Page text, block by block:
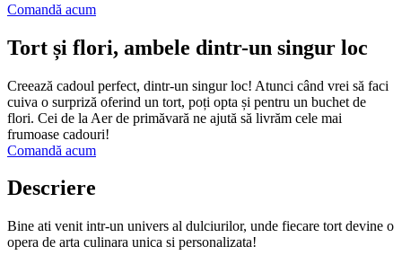
Comandă acum
Tort și flori, ambele dintr-un singur loc
Creează cadoul perfect, dintr-un singur loc! Atunci când vrei să faci
cuiva o surpriză oferind un tort, poți opta și pentru un buchet de
flori. Cei de la Aer de primăvară ne ajută să livrăm cele mai
frumoase cadouri!
Comandă acum
Descriere
Bine ati venit intr-un univers al dulciurilor, unde fiecare tort devine o
opera de arta culinara unica si personalizata!